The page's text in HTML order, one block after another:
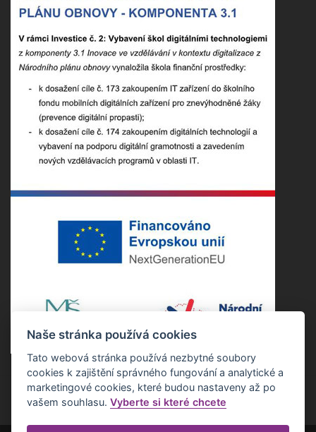
Naše stránka používá cookies
Tato webová stránka používá nezbytné soubory
cookies k zajištění správného fungování a analytické a
marketingové cookies, které budou nastaveny až po
vašem souhlasu.Vyberte si které chcete